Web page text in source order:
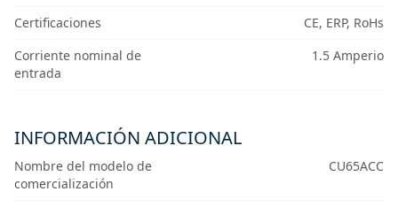
Certificaciones
CE, ERP, RoHs
Corriente nominal de
entrada
1.5 Amperio
INFORMACIÓN ADICIONAL
Nombre del modelo de
comercialización
CU65ACC